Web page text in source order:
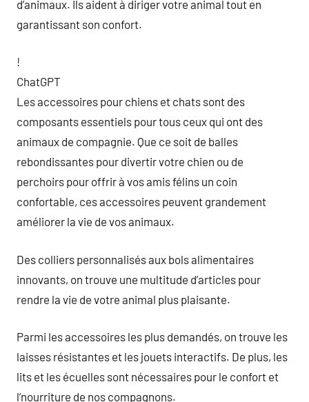
d’animaux. Ils aident à diriger votre animal tout en
garantissant son confort.
!
ChatGPT
Les accessoires pour chiens et chats sont des
composants essentiels pour tous ceux qui ont des
animaux de compagnie. Que ce soit de balles
rebondissantes pour divertir votre chien ou de
perchoirs pour offrir à vos amis félins un coin
confortable, ces accessoires peuvent grandement
améliorer la vie de vos animaux.
Des colliers personnalisés aux bols alimentaires
innovants, on trouve une multitude d’articles pour
rendre la vie de votre animal plus plaisante.
Parmi les accessoires les plus demandés, on trouve les
laisses résistantes et les jouets interactifs. De plus, les
lits et les écuelles sont nécessaires pour le confort et
l’nourriture de nos compagnons.